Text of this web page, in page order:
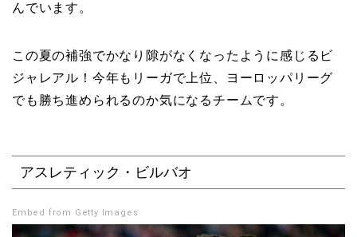
んでいます。
この夏の補強でかなり隙がなくなったように感じるビ
ジャレアル！今年もリーガで上位、ヨーロッパリーグ
でも勝ち進められるのか気になるチームです。
アスレティック・ビルバオ
Embed from Getty Images